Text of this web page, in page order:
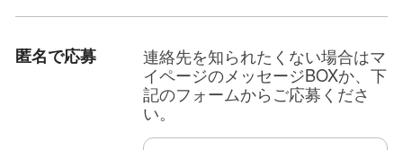
匿名で応募
連絡先を知られたくない場合はマ
イページのメッセージBOXか、下
記のフォームからご応募くださ
い。